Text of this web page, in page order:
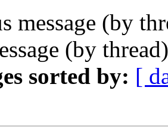
message (by
(by
sorted by: [